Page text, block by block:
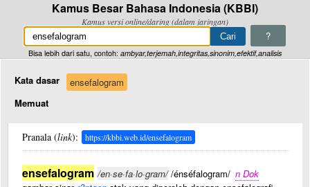
Kamus Besar Bahasa Indonesia (KBBI)
Kamus versi online/daring (dalam jaringan)
?
Bisa lebih dari satu, contoh: ambyar,terjemah,integritas,sinonim,efektif,analisis
Kata dasar
ensefalogram
Memuat
Pranala (link): https://kbbi.web.id/ensefalogram
ensefalogram /en·se·fa·lo·gram//énséfalogram/ n Dok